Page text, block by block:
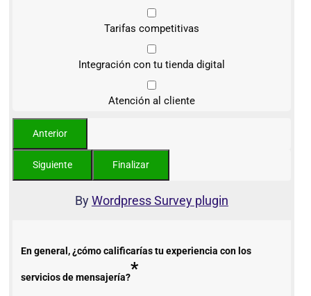
Tarifas competitivas
Integración con tu tienda digital
Atención al cliente
ByWordpress Survey plugin
En general, ¿cómo calificarías tu experiencia con los
servicios de mensajería?*